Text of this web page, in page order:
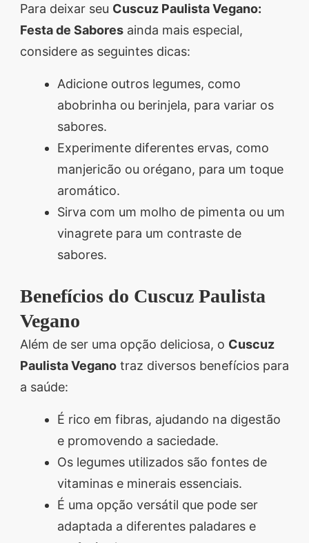
Para deixar seu Cuscuz Paulista Vegano:
Festa de Sabores ainda mais especial,
considere as seguintes dicas:
Adicione outros legumes, como
abobrinha ou berinjela, para variar os
sabores.
Experimente diferentes ervas, como
manjericão ou orégano, para um toque
aromático.
Sirva com um molho de pimenta ou um
vinagrete para um contraste de
sabores.
Benefícios do Cuscuz Paulista
Vegano
Além de ser uma opção deliciosa, o Cuscuz
Paulista Vegano traz diversos benefícios para
a saúde:
É rico em fibras, ajudando na digestão
e promovendo a saciedade.
Os legumes utilizados são fontes de
vitaminas e minerais essenciais.
É uma opção versátil que pode ser
adaptada a diferentes paladares e